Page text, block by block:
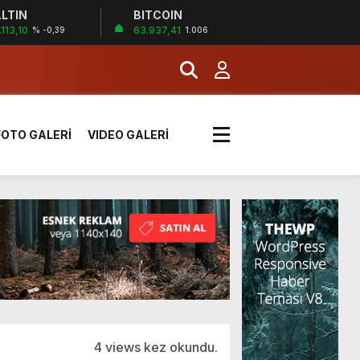
% -0,39
BITCOIN
63.937,41 1.006
sırada
kazaya neden oldu
paylaştı
GALERİ VIDEO GALERİ
4 views kez okundu.